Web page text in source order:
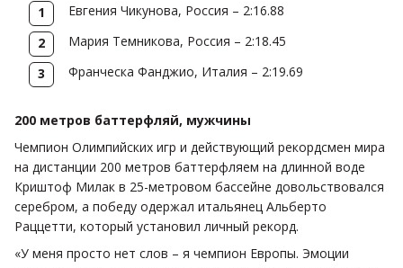
Евгения Чикунова, Россия – 2:16.88
Мария Темникова, Россия – 2:18.45
Франческа Фанджио, Италия – 2:19.69
200 метров баттерфляй, мужчины
Чемпион Олимпийских игр и действующий рекордсмен мира
на дистанции 200 метров баттерфляем на длинной воде
Криштоф Милак в 25-метровом бассейне довольствовался
серебром, а победу одержал итальянец Альберто
Раццетти, который установил личный рекорд.
«У меня просто нет слов – я чемпион Европы. Эмоции